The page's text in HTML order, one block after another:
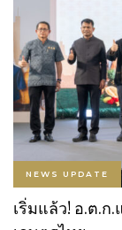
NEWS UPDATE
เริ่มแล้ว! อ.ต.ก